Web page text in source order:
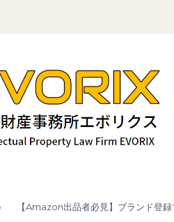
【Amazon出品者必見】ブランド登